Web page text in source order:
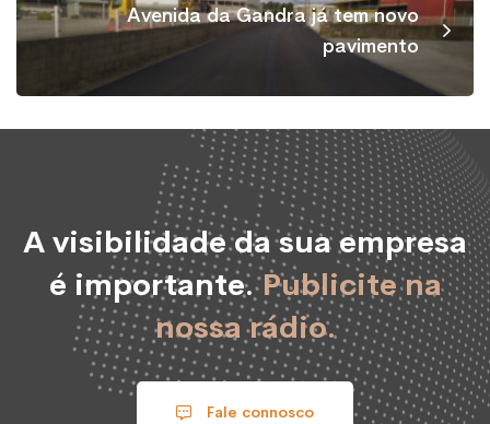
Avenida da Gandra já tem novo
pavimento
A visibilidade da sua empresa
é importante.Publicite na
nossa rádio.
Fale connosco